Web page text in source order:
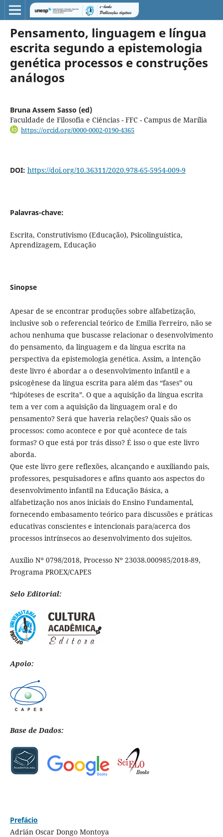
Pensamento, linguagem e língua
escrita segundo a epistemologia
genética processos e construções
análogos
Bruna Assem Sasso (ed)
Faculdade de Filosofia e Ciências - FFC - Campus de Marília
https://orcid.org/0000-0002-0190-4365
DOI: https://doi.org/10.36311/2020.978-65-5954-009-9
Palavras-chave:
Escrita, Construtivismo (Educação), Psicolinguística,
Aprendizagem, Educação
Sinopse
Apesar de se encontrar produções sobre alfabetização,
inclusive sob o referencial teórico de Emilia Ferreiro, não se
achou nenhuma que buscasse relacionar o desenvolvimento
do pensamento, da linguagem e da língua escrita na
perspectiva da epistemologia genética. Assim, a intenção
deste livro é abordar a o desenvolvimento infantil e a
psicogênese da língua escrita para além das “fases” ou
“hipóteses de escrita”. O que a aquisição da língua escrita
tem a ver com a aquisição da linguagem oral e do
pensamento? Será que haveria relações? Quais são os
processos: como acontece e por quê acontece de tais
formas? O que está por trás disso? É isso o que este livro
aborda.
Que este livro gere reflexões, alcançando e auxiliando pais,
professores, pesquisadores e afins quanto aos aspectos do
desenvolvimento infantil na Educação Básica, a
alfabetização nos anos iniciais do Ensino Fundamental,
fornecendo embasamento teórico para discussões e práticas
educativas conscientes e intencionais para/acerca dos
processos intrínsecos ao desenvolvimento dos sujeitos.
Auxílio Nº 0798/2018, Processo Nº 23038.000985/2018-89,
Programa PROEX/CAPES
Selo Editorial:
Apoio:
Base de Dados:
Prefácio
Adrián Oscar Dongo Montoya